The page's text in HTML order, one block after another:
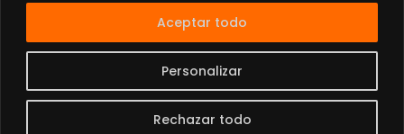
Personalizar
Rechazar todo
Aceptar todo
Contacto:81 4738 0949|Aviso de Privacidad|
Términos y Condiciones
@MrJorgeRios